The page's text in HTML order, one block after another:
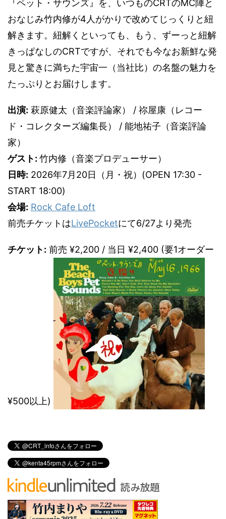
『ペット・サウンズ』を、いつものCRTのMC陣と
おなじみ竹内修が4人がかりで改めてじっくりと紐
解きます。紐解くといっても、もう、ずーっと紐解
きっぱなしのCRTですが、それでも今なお新鮮な発
見と驚きに満ちた宇宙一（当社比）の名盤の魅力を
たっぷりとお届けします。
出演: 萩原健太（音楽評論家） / 祢屋康（レコー
ド・コレクターズ編集長） / 能地祐子（音楽評論
家）
ゲスト: 竹内修（音楽プロデューサー）
日時: 2026年7月20日（月・祝）(OPEN 17:30 -
START 18:00)
会場: Rock Cafe Loft
前売チケットはLivePocketにて6/27より発売
チケット: 前売 ¥2,200 / 当日 ¥2,400 (要1オーダー
¥500以上)